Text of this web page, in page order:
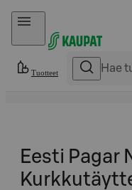
Hyppää sisältöön
Tuotteet
Eesti Pagar